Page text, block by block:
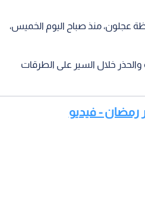
عجلون، منذ صباح اليوم الخميس،
خلال السير على الطرقات
رمضان - فيديو